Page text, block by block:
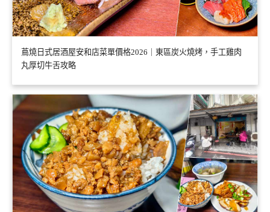
蔦燒日式居酒屋安和店菜單價格2026｜東區炭火燒烤，手工雞肉
丸厚切牛舌攻略